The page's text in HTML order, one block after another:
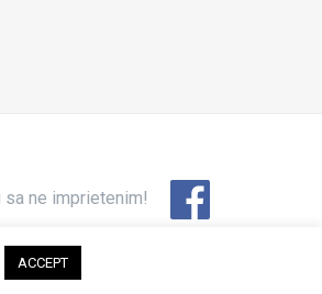
sa ne imprietenim!
ACCEPT